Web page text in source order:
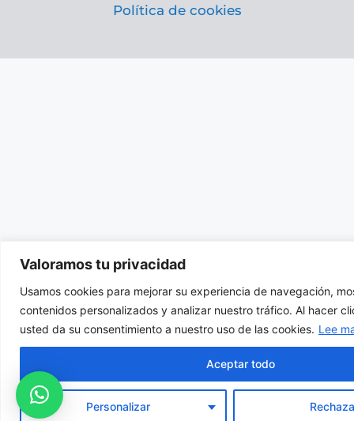
Valoramos tu privacidad
Usamos cookies para mejorar su experiencia de navegación,
contenidos personalizados y analizar nuestro tráfico. Al hacer
usted da su consentimiento a nuestro uso de las cookies. Lee
Personalizar
Aceptar todo
Política de cookies